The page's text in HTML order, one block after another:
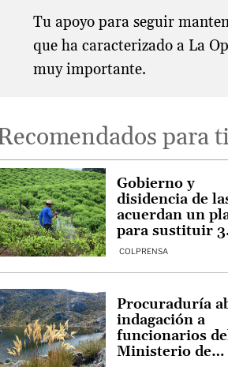
Tu apoyo para seguir
que ha caracterizado a La
muy importante.
para
COLPRENSA
Gobierno y
disidencia de
acuerdan un
para sustituir
hectáreas de
Procuraduría
indagación a
funcionarios
Ministerio de